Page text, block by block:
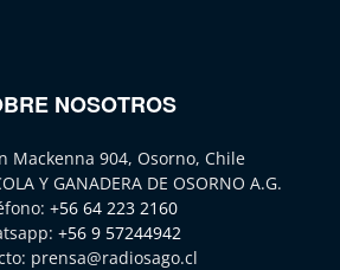
NOSOTROS
Mackenna 904, Osorno, Chile
Y GANADERA DE OSORNO A.G.
+56 64 223 2160
+56 9 57244942
prensa@radiosago.cl